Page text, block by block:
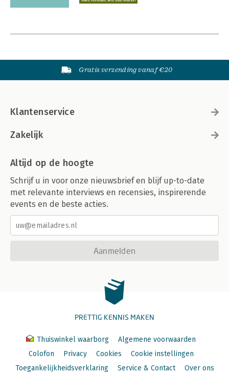
Gratis verzending vanaf €20
Klantenservice
Zakelijk
Altijd op de hoogte
Schrijf u in voor onze nieuwsbrief en blijf up-to-date
met relevante interviews en recensies, inspirerende
events en de beste acties.
Aanmelden
PRETTIG KENNIS MAKEN
Thuiswinkel waarborg
Algemene voorwaarden
Colofon
Privacy Cookies
Cookie instellingen
Toegankelijkheidsverklaring
Service & Contact Over ons